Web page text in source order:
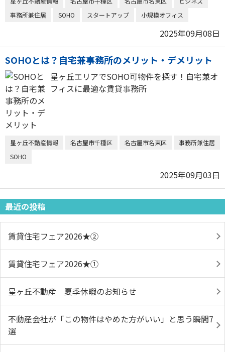
事務所兼住居
SOHO スタートアップ 小規模オフィス
2025年09月08日
SOHOとは？自宅兼事務所のメリット・デメリット
星ヶ丘エリアでSOHO可物件を探す！自宅兼オ
フィスに最適な賃貸事務所
星ヶ丘不動産情報 名古屋市千種区 名古屋市名東区
事務所兼住居
SOHO
2025年09月03日
最近の投稿
賃貸住宅フェア2026★➁
賃貸住宅フェア2026★①
星ヶ丘不動産 夏季休暇のお知らせ
不動産会社が「この物件はやめた方がいい」と思う瞬間7
選